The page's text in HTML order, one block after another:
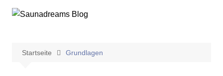
Inhalt
Startseite Grundlagen